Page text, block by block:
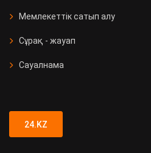
Мемлекеттік сатып алу
Сұрақ - жауап
Сауалнама
24.KZ